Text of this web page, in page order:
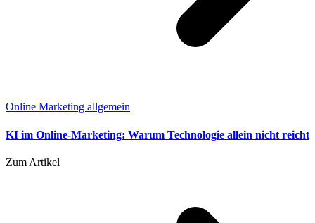
Online Marketing allgemein
KI im Online-Marketing: Warum Technologie allein nicht reicht
Zum Artikel